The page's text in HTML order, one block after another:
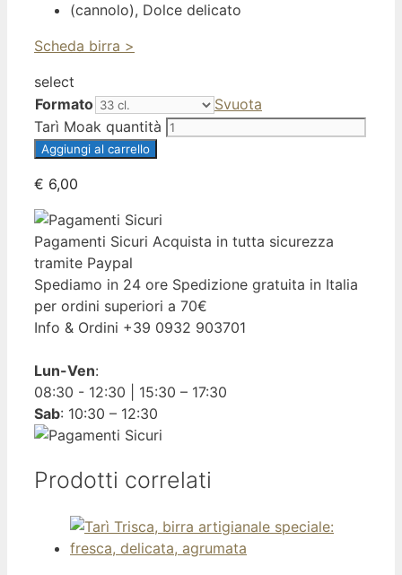
Scheda birra >
select
Formato
Svuota
Tarì Moak quantità
Aggiungi al carrello
€ 6,00
Pagamenti Sicuri Acquista in tutta sicurezza
tramite Paypal
Spediamo in 24 ore Spedizione gratuita in Italia
per ordini superiori a 70€
Info & Ordini +39 0932 903701
Lun-Ven:
08:30 - 12:30 | 15:30 – 17:30
Sab: 10:30 – 12:30
Prodotti correlati